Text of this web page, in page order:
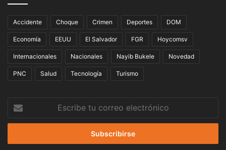
Accidente Choque Crimen Deportes DOM
Economía EEUU El Salvador FGR Hoycomsv
Internacionales Nacionales Nayib Bukele Novedad
PNC Salud Tecnología Turismo
tu
correo